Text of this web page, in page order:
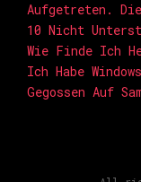
Aufgetreten.
10 Nicht
Wie Finde Ich
Ich Habe
Gegossen Auf